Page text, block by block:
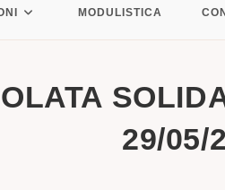
MODULISTICA
29/05/